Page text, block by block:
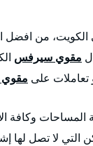
من افضل
مقوي سيرفس
تعاملات على
وكافة
لا تصل لها